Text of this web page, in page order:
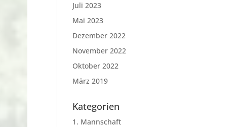
Juli 2023
Mai 2023
Dezember 2022
November 2022
Oktober 2022
März 2019
Kategorien
1. Mannschaft